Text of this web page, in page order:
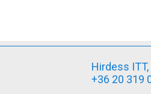
Hirdess
+36 20 319